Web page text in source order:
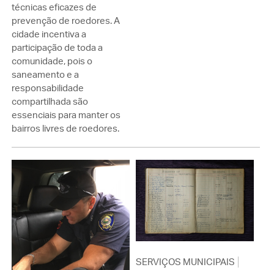
técnicas eficazes de
prevenção de roedores. A
cidade incentiva a
participação de toda a
comunidade, pois o
saneamento e a
responsabilidade
compartilhada são
essenciais para manter os
bairros livres de roedores.
SERVIÇOS MUNICIPAIS